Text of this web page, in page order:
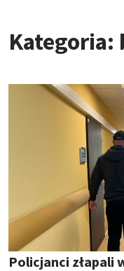
Kategoria:
Policjanci złapali